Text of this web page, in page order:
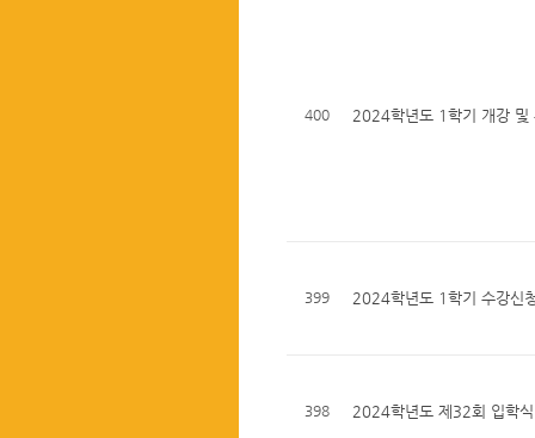
400 2024학년도 1학기 개강 및
399 2024학년도 1학기 수강신
398 2024학년도 제32회 입학